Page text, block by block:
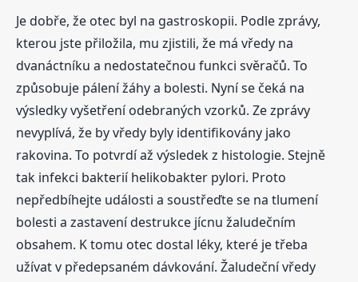
Je dobře, že otec byl na gastroskopii. Podle zprávy,
kterou jste přiložila, mu zjistili, že má vředy na
dvanáctníku a nedostatečnou funkci svěračů. To
způsobuje pálení žáhy a bolesti. Nyní se čeká na
výsledky vyšetření odebraných vzorků. Ze zprávy
nevyplívá, že by vředy byly identifikovány jako
rakovina. To potvrdí až výsledek z histologie. Stejně
tak infekci bakterií helikobakter pylori. Proto
nepředbíhejte události a soustřeďte se na tlumení
bolesti a zastavení destrukce jícnu žaludečním
obsahem. K tomu otec dostal léky, které je třeba
užívat v předepsaném dávkování. Žaludeční vředy